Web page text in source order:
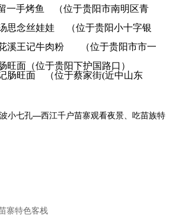
手烤鱼 （位于贵阳市南明区青
念丝娃娃 （位于贵阳小十字银
王记牛肉粉 （位于贵阳市市一
（位于贵阳下护国路口）
旺面 （位于蔡家街(近中山东
小七孔—西江千户苗寨观看夜景、吃苗族特
寨特色客栈